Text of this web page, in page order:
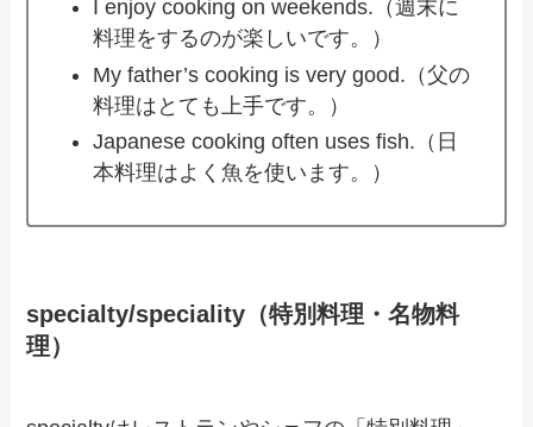
I enjoy cooking on weekends.（週末に
料理をするのが楽しいです。）
My father’s cooking is very good.（父の
料理はとても上手です。）
Japanese cooking often uses fish.（日
本料理はよく魚を使います。）
specialty/speciality（特別料理・名物料
理）